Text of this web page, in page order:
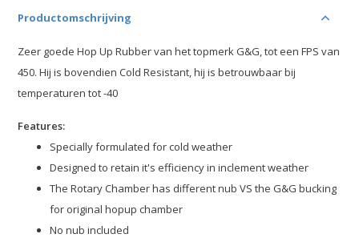
Productomschrijving
Zeer goede Hop Up Rubber van het topmerk G&G, tot een FPS van
450. Hij is bovendien Cold Resistant, hij is betrouwbaar bij
temperaturen tot -40
Features:
Specially formulated for cold weather
Designed to retain it's efficiency in inclement weather
The Rotary Chamber has different nub VS the G&G bucking
for original hopup chamber
No nub included